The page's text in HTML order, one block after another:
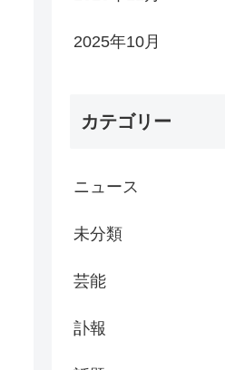
2025年10月
カテゴリー
ニュース
未分類
芸能
訃報